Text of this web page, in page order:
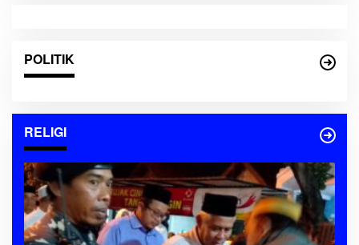
POLITIK
RELIGI